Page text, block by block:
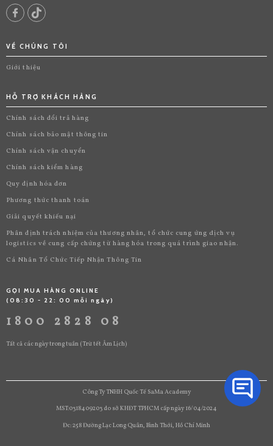
VỀ CHÚNG TÔI
Giới thiệu
HỖ TRỢ KHÁCH HÀNG
Chính sách đổi trả hàng
Chính sách bảo mật thông tin
Chính sách vận chuyển
Chính sách kiểm hàng
Quy định hóa đơn
Phương thức thanh toán
Giải quyết khiếu nại
Phân định trách nhiệm của thương nhân, tổ chức cung ứng dịch vụ
logistics về cung cấp chứng từ hàng hóa trong quá trình giao nhận.
Cá Nhân Tổ Chức Tiếp Nhận Thông Tin
GỌI MUA HÀNG ONLINE
(08:30 - 22: 00 mỗi ngày)
1800 2828 08
Tất cả các ngày trong tuần (Trừ tết Âm Lịch)
Công Ty TNHH Quốc Tế SaMa Academy
MST:0318409203 do sở KHĐT TPHCM cấp ngày 16/04/2024
Đc: 258 Đường Lạc Long Quân, Bình Thới, Hồ Chí Minh